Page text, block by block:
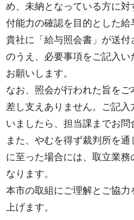
め、未納となっている方に
付能力の確認を目的とした給
貴社に「給与照会書」が送
のうえ、必要事項をご記入
お願いします。
なお、照会が行われた旨を
差し支えありません。ご記
いましたら、担当課までお問
また、やむを得ず裁判所を通
に至った場合には、取立業
なります。
本市の取組にご理解とご協
上げます。